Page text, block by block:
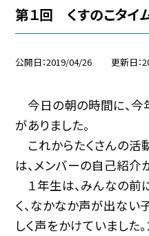
第１回 くすのこタイム
公開日 2019/04/26 更新日
今日の朝の時間に、今
がありました。
これからたくさんの活
は、メンバーの自己紹介
１年生は、みんなの前
く、なかなか声が出ない
しく声をかけていました